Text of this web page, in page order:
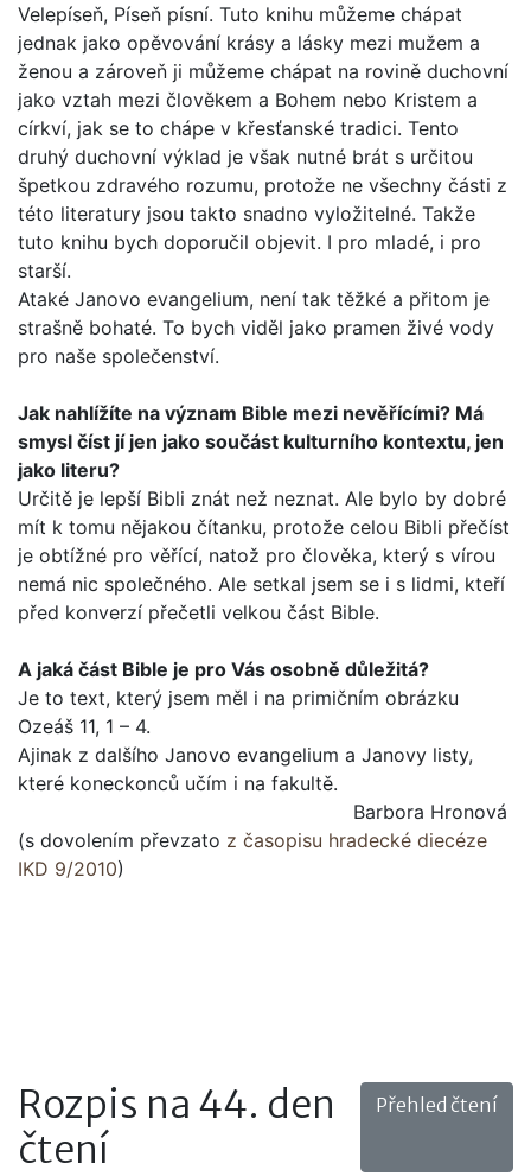
Velepíseň, Píseň písní. Tuto knihu můžeme chápat
jednak jako opěvování krásy a lásky mezi mužem a
ženou a zároveň ji můžeme chápat na rovině duchovní
jako vztah mezi člově­kem a Bohem nebo Kristem a
církví, jak se to chápe v křesťan­ské tradici. Tento
druhý duchovní výklad je však nutné brát s určitou
špetkou zdravého rozumu, protože ne všechny části z
této literatury jsou takto snadno vyložitelné. Takže
tuto kni­hu bych doporučil objevit. I pro mladé, i pro
starší.
Ataké Janovo evangelium, není tak těžké a přitom je
strašně bohaté. To bych viděl jako pramen živé vody
pro naše spole­čenství.
Jak nahlížíte na význam Bible mezi nevěřícími? Má
smysl číst jí jen jako součást kulturního kontextu, jen
jako lite­ru?
Určitě je lepší Bibli znát než neznat. Ale bylo by dobré
mít k tomu nějakou čítanku, protože celou Bibli přečíst
je obtížné pro věřící, natož pro člověka, který s vírou
nemá nic společ­ného. Ale setkal jsem se i s lidmi, kteří
před konverzí přečetli velkou část Bible.
A jaká část Bible je pro Vás osobně důležitá?
Je to text, který jsem měl i na primičním obrázku
Ozeáš 11, 1 – 4.
Ajinak z dalšího Janovo evangelium a Janovy listy,
které koneckonců učím i na fakultě.
Barbora Hronová
(s dovolením převzato z časopisu hradecké diecéze
IKD 9/2010)
Rozpis na 44. den
čtení
Přehled čtení